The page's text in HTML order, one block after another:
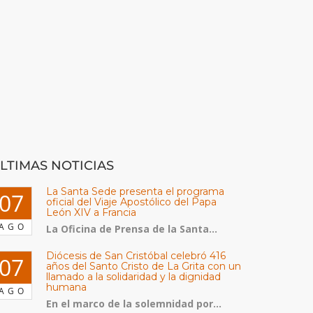
NOTICIAS
La Santa Sede presenta el programa
oficial del Viaje Apostólico del Papa
León XIV a Francia
La Oficina de Prensa de la Santa...
Diócesis de San Cristóbal celebró 416
años del Santo Cristo de La Grita con un
llamado a la solidaridad y la dignidad
humana
En el marco de la solemnidad por...